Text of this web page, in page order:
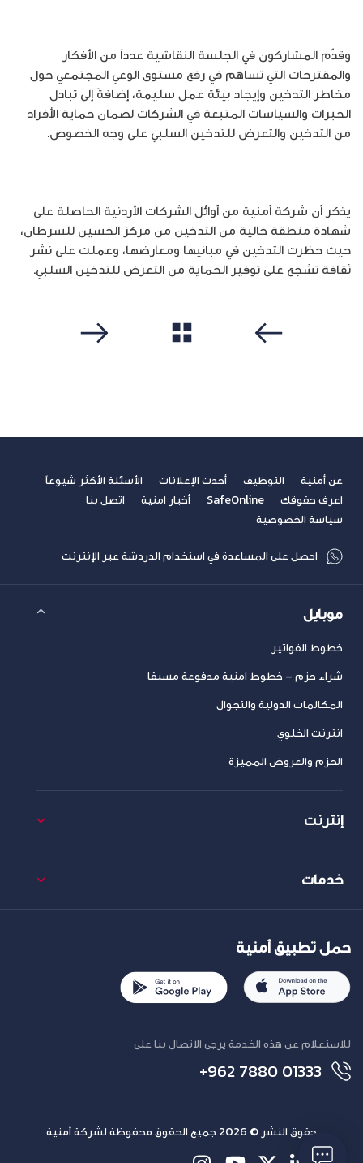
وقدّم المشاركون في الجلسة النقاشية عدداً من الأفكار
والمقترحات التي تساهم في رفع مستوى الوعي المجتمعي حول
مخاطر التدخين وإيجاد بيئة عمل سليمة، إضافةً إلى تبادل
الخبرات والسياسات المتبعة في الشركات لضمان حماية الأفراد
من التدخين والتعرض للتدخين السلبي على وجه الخصوص.
يذكر أن شركة أمنية من أوائل الشركات الأردنية الحاصلة على
شهادة منطقة خالية من التدخين من مركز الحسين للسرطان،
حيث حظرت التدخين في مبانيها ومعارضها، وعملت على نشر
ثقافة تشجع على توفير الحماية من التعرض للتدخين السلبي.
عن أمنية التوظيف أحدث الإعلانات
الأسئلة الأكثر شيوعاً
اعرف حقوقك
SafeOnline أخبار امنية
اتصل بنا
سياسة الخصوصية
احصل على المساعدة في استخدام الدردشة عبر الإنترنت
موبايل
خطوط الفواتير
شراء حزم – خطوط امنية مدفوعة مسبقا
المكالمات الدولية والتجوال
انترنت الخلوي
الحزم والعروض المميزة
إنترنت
خدمات
حمل تطبيق أمنية
للاستعلام عن هذه الخدمة يرجى الاتصال بنا على
+962 7880 01333
حقوق النشر © 2026 جميع الحقوق محفوظة لشركة أمنية